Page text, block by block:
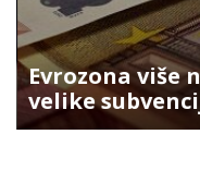
Evrozona više
velike